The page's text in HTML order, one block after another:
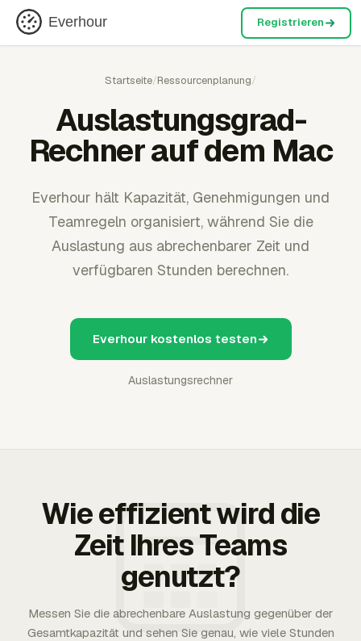
Everhour Registrieren
Startseite/Ressourcenplanung/
Auslastungsgrad-
Rechner auf dem Mac
Everhour hält Kapazität, Genehmigungen und
Teamregeln organisiert, während Sie die
Auslastung aus abrechenbarer Zeit und
verfügbaren Stunden berechnen.
Everhour kostenlos testen
Auslastungsrechner
Wie effizient wird die
Zeit Ihres Teams
genutzt?
Messen Sie die abrechenbare Auslastung gegenüber der
Gesamtkapazität und sehen Sie genau, wie viele Stunden